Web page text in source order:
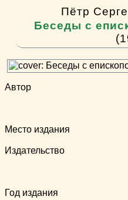
Пётр
Беседы с
Автор
Место издания
Издательство
Год издания